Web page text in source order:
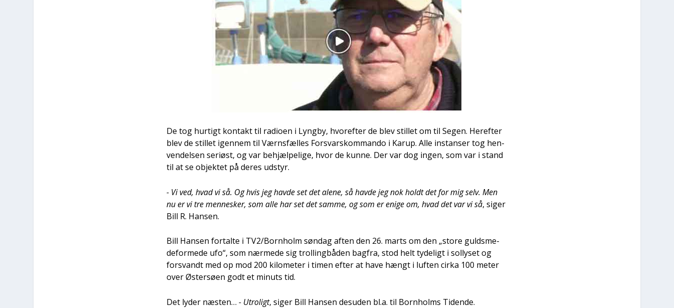
De tog hur­tigt kon­takt til radio­en i Lyng­by, hvor­ef­ter de blev stil­let om til Segen. Her­ef­ter
blev de stil­let igen­nem til Værns­fæl­les For­svarskom­man­do i Karup. Alle instan­ser tog hen­
ven­del­sen seri­øst, og var behjæl­pe­li­ge, hvor de kun­ne. Der var dog ingen, som var i stand
til at se objek­tet på deres udstyr.
- Vi ved, hvad vi så. Og hvis jeg hav­de set det ale­ne, så hav­de jeg nok holdt det for mig selv. Men
nu er vi tre men­ne­sker, som alle har set det sam­me, og som er eni­ge om, hvad det var vi så, siger
Bill R. Han­sen.
Bill Han­sen for­tal­te i TV2/Bornholm søn­dag aften den 26. marts om den „sto­re gulds­me­
de­for­me­de ufo“, som nær­me­de sig trol­ling­bå­den bag­fra, stod helt tyde­ligt i sol­ly­set og
for­svandt med op mod 200 kilo­me­ter i timen efter at have hængt i luf­ten cir­ka 100 meter
over Øster­sø­en godt et minuts tid.
Det lyder næsten… - Utro­ligt, siger Bill Han­sen des­u­den bl.a. til Born­holms Tiden­de.